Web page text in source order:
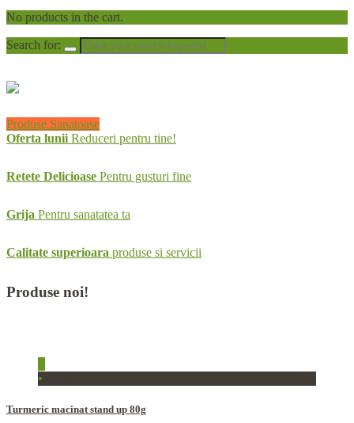
No products in the cart.
Search for:
Produse Sanatoase
Oferta lunii Reduceri pentru tine!
Retete Delicioase Pentru gusturi fine
Grija Pentru sanatatea ta
Calitate superioara produse si servicii
Produse noi!
•
Turmeric macinat stand up 80g